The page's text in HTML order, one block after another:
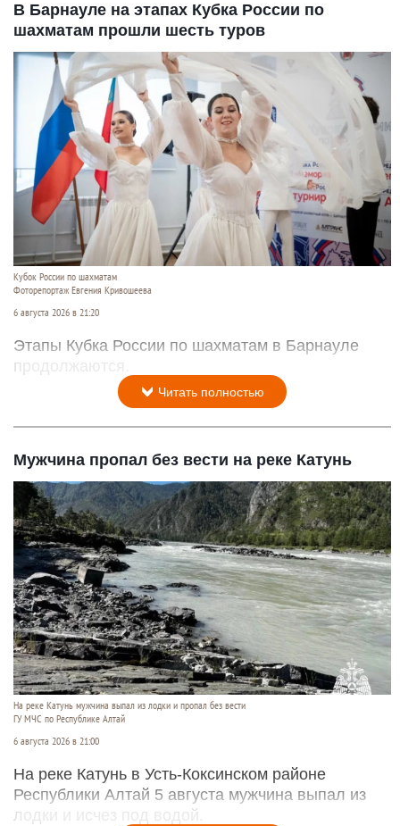
В Барнауле на этапах Кубка России по
шахматам прошли шесть туров
Кубок России по шахматам
Фоторепортаж Евгения Кривошеева
6 августа 2026 в 21:20
Этапы Кубка России по шахматам в Барнауле
продолжаются.
Читать полностью
Мужчина пропал без вести на реке Катунь
На реке Катунь мужчина выпал из лодки и пропал без вести
ГУ МЧС по Республике Алтай
6 августа 2026 в 21:00
На реке Катунь в Усть-Коксинском районе
Республики Алтай 5 августа мужчина выпал из
лодки и исчез под водой.